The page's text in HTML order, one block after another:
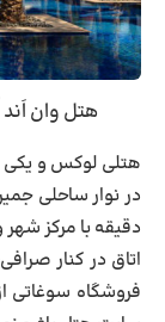
هتل وان اَند
هتلی لوکس و یکی
در نوار ساحلی
اتاق در کنار
فروشگاه